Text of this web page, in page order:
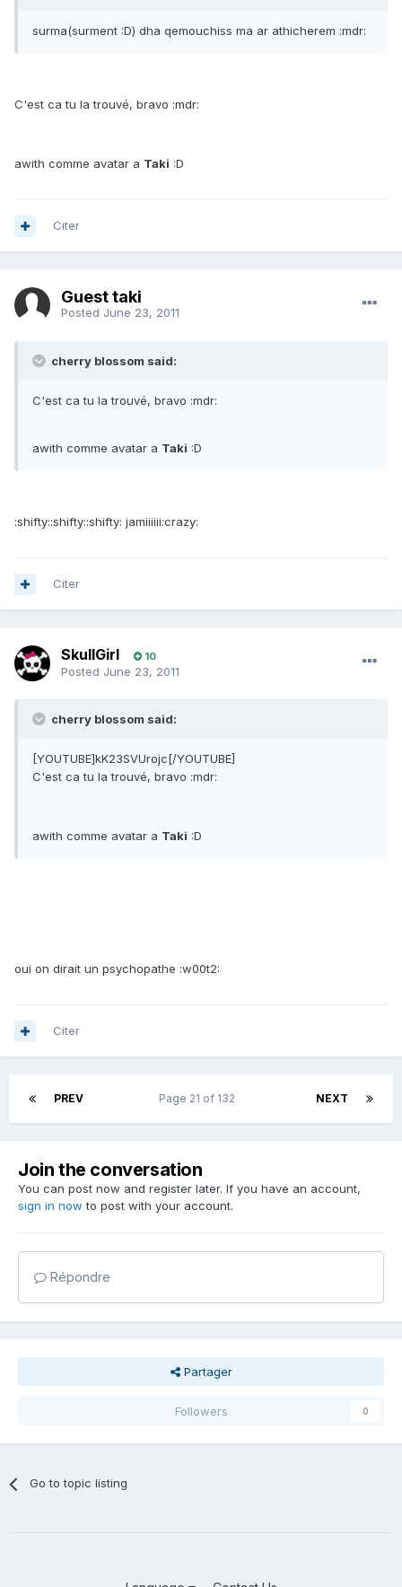
surma(surment :D) dha qemouchiss ma ar athicherem :mdr:
C'est ca tu la trouvé, bravo :mdr:
awith comme avatar a Taki :D
Citer
Guest taki
Posted June 23, 2011
cherry blossom said:
C'est ca tu la trouvé, bravo :mdr:
awith comme avatar a Taki :D
:shifty::shifty::shifty: jamiiiiii:crazy:
Citer
SkullGirl 10
Posted June 23, 2011
cherry blossom said:
[YOUTUBE]kK23SVUrojc[/YOUTUBE]
C'est ca tu la trouvé, bravo :mdr:
awith comme avatar a Taki :D
oui on dirait un psychopathe :w00t2:
Citer
PREV NEXT
Page 21 of 132
Join the conversation
You can post now and register later. If you have an account,
sign in now to post with your account.
Répondre
Partager
Followers 0
Go to topic listing